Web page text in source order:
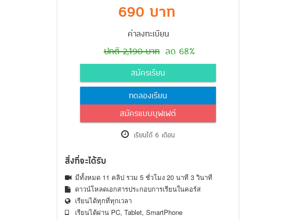
690 บาท
ค่าลงทะเบียน
ปกติ 2,190 บาท ลด 68%
สมัครเรียน
ทดลองเรียน
สมัครแบบบุฟเฟต์
เรียนได้ 6 เดือน
สิ่งที่จะได้รับ
มีทั้งหมด 11 คลิป รวม 5 ชั่วโมง 20 นาที 3 วินาที
ดาวน์โหลดเอกสารประกอบการเรียนในคอร์ส
เรียนได้ทุกที่ทุกเวลา
เรียนได้ผ่าน PC, Tablet, SmartPhone